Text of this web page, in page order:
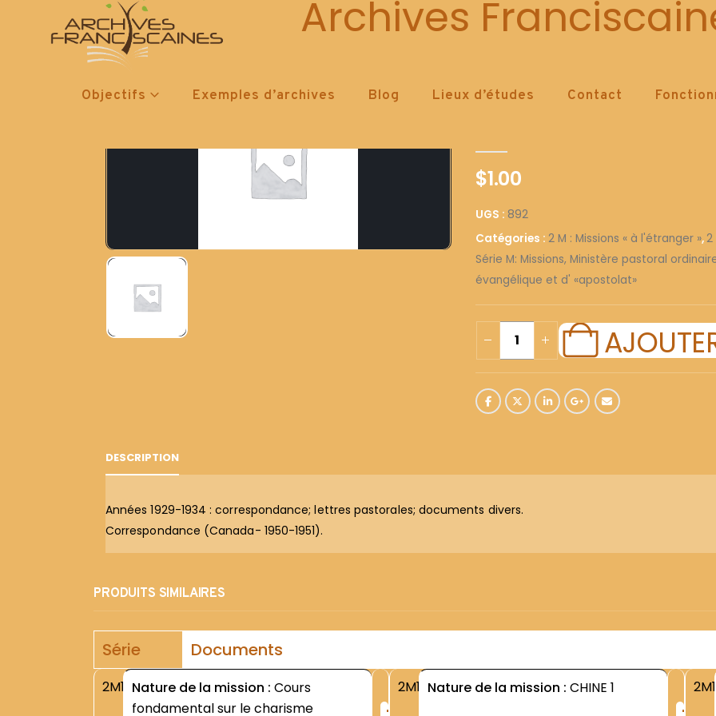
Archives
Objectifs Exemples d’archives Blog Lieux d’études Contact
892
$1.00
UGS : 892
Catégories : 2 M : Missions « à l'étranger »,2
Série M: Missions, Ministère pastoral
évangélique et d' «apostolat»
DESCRIPTION
Années 1929-1934 : correspondance; lettres pastorales; documents divers.
Correspondance (Canada- 1950-1951).
PRODUITS SIMILAIRES
Série Documents
2M1 Nature de la mission : Cours
fondamental sur le charisme
2M1 Nature de la mission : CHINE 1 2M1